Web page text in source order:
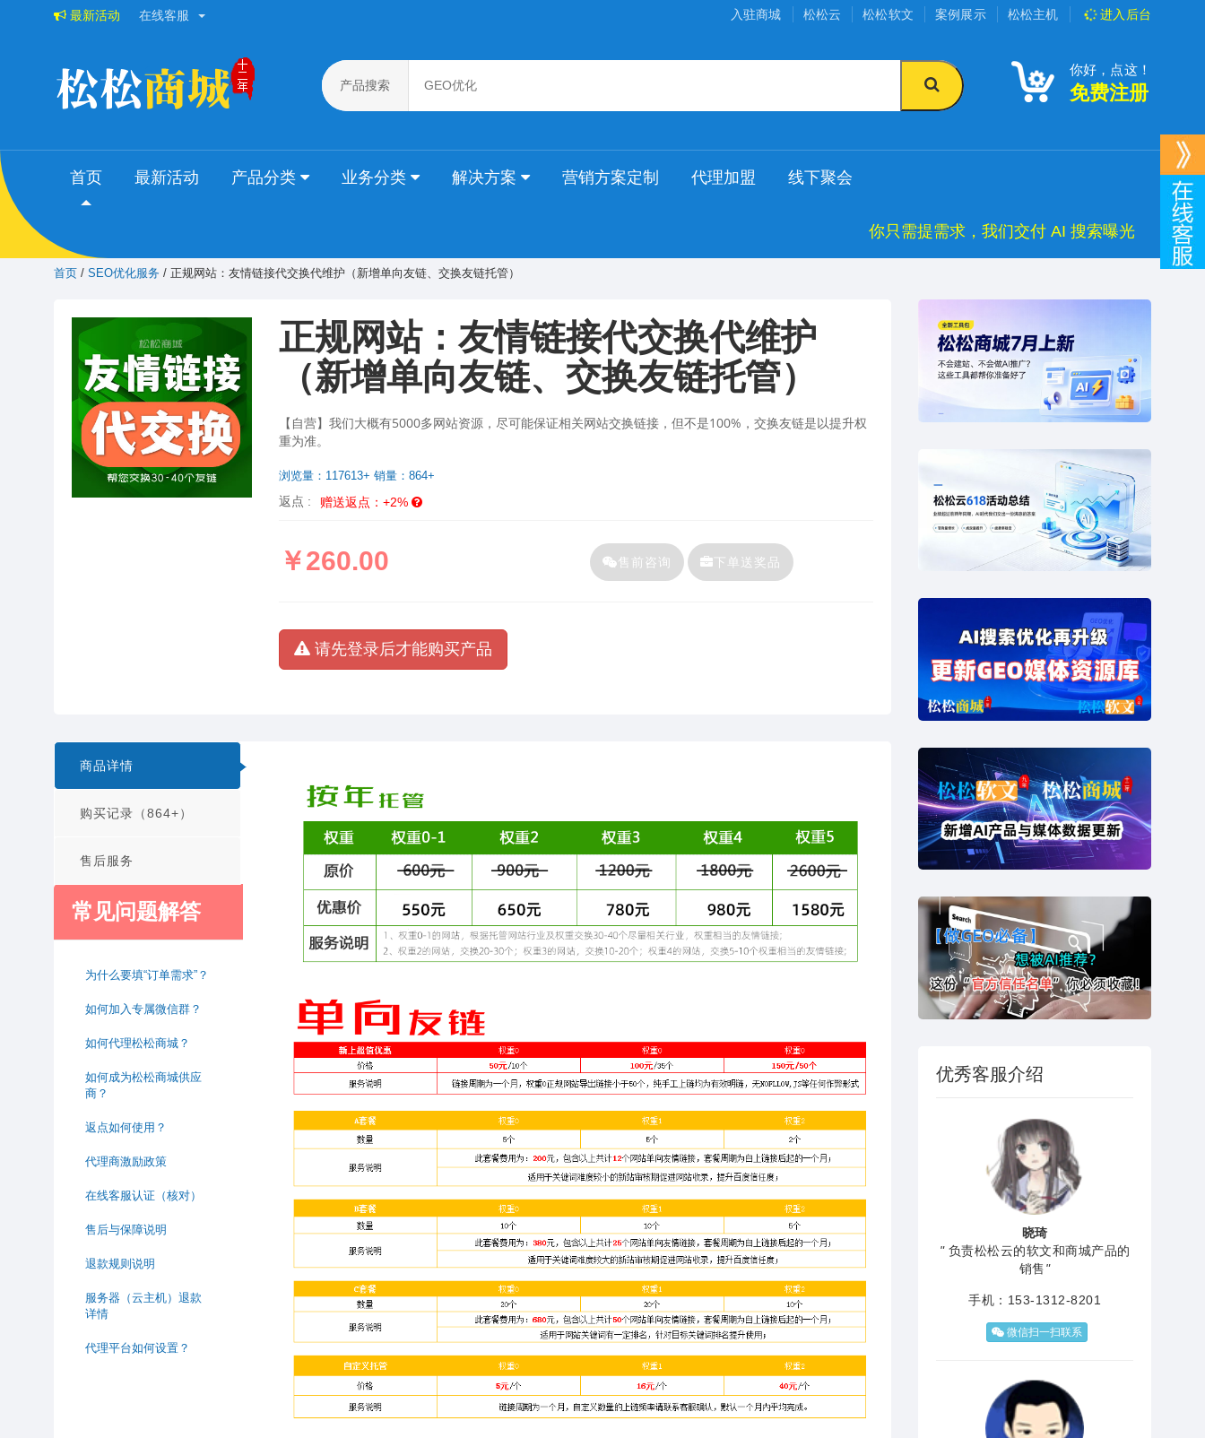
入驻商城 松松云 松松软文 案例展示 松松主机 进入 后台
最新活动 在线客服
产品搜索
你好，点这！
免费注册
首页 最新活动 产品分类 业务分类 解决方案 营销方案定制 代理加盟 线下聚会
你只需提需求，我们交付 AI 搜索曝光
首页 / SEO优化服务 / 正规网站：友情链接代交换代维护（新增单向友链、交换友链托管）
正规网站：友情链接代交换代维护
（新增单向友链、交换友链托管）
【自营】我们大概有5000多网站资源，尽可能保证相关网站交换链接，但不是100%，交换友链是以提升权
重为准。
浏览量：117613+ 销量：864+
返点 : 赠送返点：+2%
￥260.00 售前咨询 下单送奖品
请先登录后才能购买产品
商品详情
购买记录（864+）
售后服务
常见问题解答
为什么要填“订单需求”？
如何加入专属微信群？
如何代理松松商城？
如何成为松松商城供应
商？
返点如何使用？
代理商激励政策
在线客服认证（核对）
售后与保障说明
退款规则说明
服务器（云主机）退款
详情
代理平台如何设置？
优秀客服介绍
晓琦
"负责松松云的软文和商城产品的
销售"
手机：153-1312-8201
微信扫一扫联系